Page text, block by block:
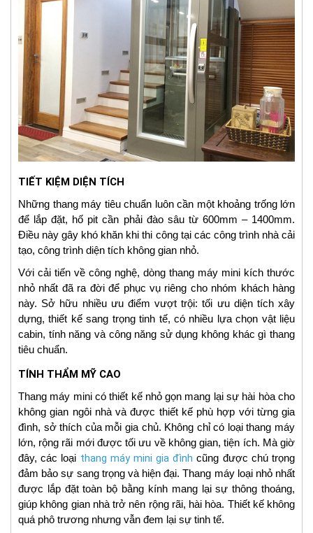
TIẾT KIỆM DIỆN TÍCH
Những thang máy tiêu chuẩn luôn cần một khoảng trống lớn
để lắp đặt, hố pit cần phải đào sâu từ 600mm – 1400mm.
Điều này gây khó khăn khi thi công tại các công trình nhà cải
tạo, công trình diện tích không gian nhỏ.
Với cải tiến về công nghệ, dòng thang máy mini kích thước
nhỏ nhất đã ra đời để phục vụ riêng cho nhóm khách hàng
này. Sở hữu nhiều ưu điểm vượt trội: tối ưu diện tích xây
dựng, thiết kế sang trọng tinh tế, có nhiều lựa chọn vật liệu
cabin, tính năng và công năng sử dụng không khác gì thang
tiêu chuẩn.
TÍNH THẨM MỸ CAO
Thang máy mini có thiết kế nhỏ gọn mang lại sự hài hòa cho
không gian ngôi nhà và được thiết kế phù hợp với từng gia
đình, sở thích của mỗi gia chủ. Không chỉ có loại thang máy
lớn, rộng rãi mới được tối ưu về không gian, tiện ích. Mà giờ
đây, các loại thang máy mini gia đình cũng được chú trọng
đảm bảo sự sang trọng và hiện đại. Thang máy loại nhỏ nhất
được lắp đặt toàn bộ bằng kính mang lại sự thông thoáng,
giúp không gian nhà trở nên rộng rãi, hài hòa. Thiết kế không
quá phô trương nhưng vẫn đem lại sự tinh tế.